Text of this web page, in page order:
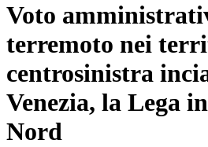
Voto
terremoto nei
centrosinistra
Venezia, la Lega
Nord